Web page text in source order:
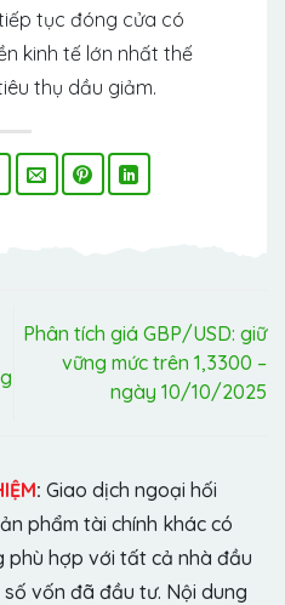
tục đóng cửa có
kinh tế lớn nhất thế
thụ dầu giảm.
Phân tích giá GBP/USD: giữ
vững mức trên 1,3300 –
ngày 10/10/2025
: Giao dịch ngoại hối
phẩm tài chính khác có
phù hợp với tất cả nhà đầu
vốn đã đầu tư. Nội dung